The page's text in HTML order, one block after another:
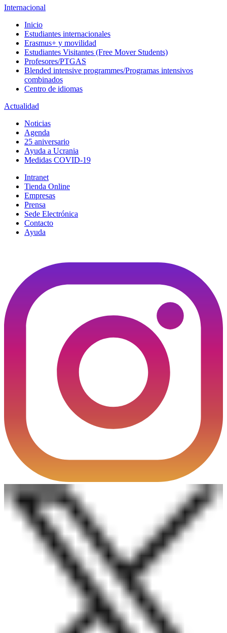
Internacional
Inicio
Estudiantes internacionales
Erasmus+ y movilidad
Estudiantes Visitantes (Free Mover Students)
Profesores/PTGAS
Blended intensive programmes/Programas intensivos
combinados
Centro de idiomas
Actualidad
Noticias
Agenda
25 aniversario
Ayuda a Ucrania
Medidas COVID-19
Intranet
Tienda Online
Empresas
Prensa
Sede Electrónica
Contacto
Ayuda